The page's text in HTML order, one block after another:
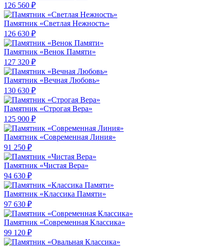
126 560 ₽
Памятник «Светлая Нежность»
126 630 ₽
Памятник «Венок Памяти»
127 320 ₽
Памятник «Вечная Любовь»
130 630 ₽
Памятник «Строгая Вера»
125 900 ₽
Памятник «Современная Линия»
91 250 ₽
Памятник «Чистая Вера»
94 630 ₽
Памятник «Классика Памяти»
97 630 ₽
Памятник «Современная Классика»
99 120 ₽